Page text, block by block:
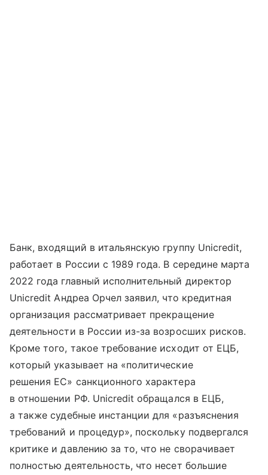
Банк, входящий в итальянскую группу Unicredit,
работает в России с 1989 года. В середине марта
2022 года главный исполнительный директор
Unicredit Андреа Орчел заявил, что кредитная
организация рассматривает прекращение
деятельности в России из-за возросших рисков.
Кроме того, такое требование исходит от ЕЦБ,
который указывает на «политические
решения ЕС» санкционного характера
в отношении РФ. Unicredit обращался в ЕЦБ,
а также судебные инстанции для «разъяснения
требований и процедур», поскольку подвергался
критике и давлению за то, что не сворачивает
полностью деятельность, что несет большие